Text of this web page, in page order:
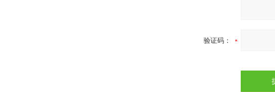
验证码：